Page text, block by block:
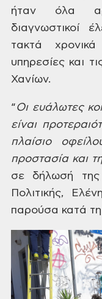
ήταν όλα
διαγνωστικοί
τακτά χρονικά
υπηρεσίες και
Χανίων.
“Οι ευάλωτες
είναι
πλαίσιο
προστασία και
σε δήλωσή της
Πολιτικής,
παρούσα κατά